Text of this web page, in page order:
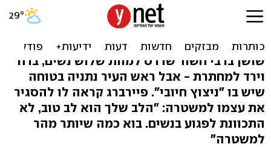
פיירברג: יש לדורס לב טוב,
מדמיינת אותו בוכה
שושן ברבי חשוד שדרס למוות שלוש נשים, ברח
וירד למחתרת - אבל ראש העיר נתניה בטוחה
שיש בו "ניצוץ חיובי". פיירברג קראה לו להסגיר
את עצמו למשטרה: "הלב שלך הוא לב טוב, לא
התכוונת לפגוע בנשים. בוא כמה שיותר מהר
למשטרה"